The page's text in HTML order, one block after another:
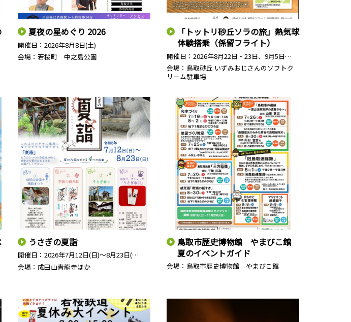
夏夜の星めぐり 2026
会場：若桜町 中之島公園
開催日： 2026年8月8日(土)
「トットリ砂丘ソラの旅」熱気球
体験搭乗（係留フライト）
会場：鳥取砂丘 いずみおじさんのソフトク
リーム駐車場
開催日： 2026年8月22日・23日、9月5日…
うさぎの夏詣
会場：成田山青龍寺ほか
開催日： 2026年7月12日(日)～8月23日(…
鳥取市歴史博物館 やまびこ館
夏のイベントガイド
会場：鳥取市歴史博物館 やまびこ館